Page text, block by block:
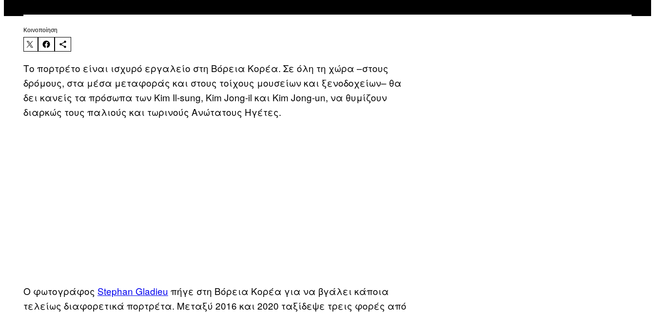
Kοινοποίηση
Το πορτρέτο είναι ισχυρό εργαλείο στη Βόρεια Κορέα. Σε όλη τη χώρα –στους
δρόμους, στα μέσα μεταφοράς και στους τοίχους μουσείων και ξενοδοχείων– θα
δει κανείς τα πρόσωπα των Kim Il-sung, Kim Jong-il και Kim Jong-un, να θυμίζουν
διαρκώς τους παλιούς και τωρινούς Ανώτατους Ηγέτες.
Ο φωτογράφος Stephan Gladieu πήγε στη Βόρεια Κορέα για να βγάλει κάποια
τελείως διαφορετικά πορτρέτα. Μεταξύ 2016 και 2020 ταξίδεψε τρεις φορές από